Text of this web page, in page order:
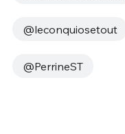
@leconquiosetout
@PerrineST